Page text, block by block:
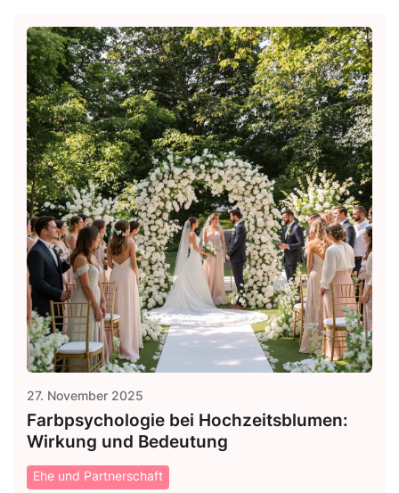
27. November 2025
Farbpsychologie bei Hochzeitsblumen:
Wirkung und Bedeutung
Ehe und Partnerschaft